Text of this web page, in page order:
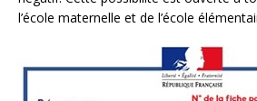
l’école maternelle et de l’école